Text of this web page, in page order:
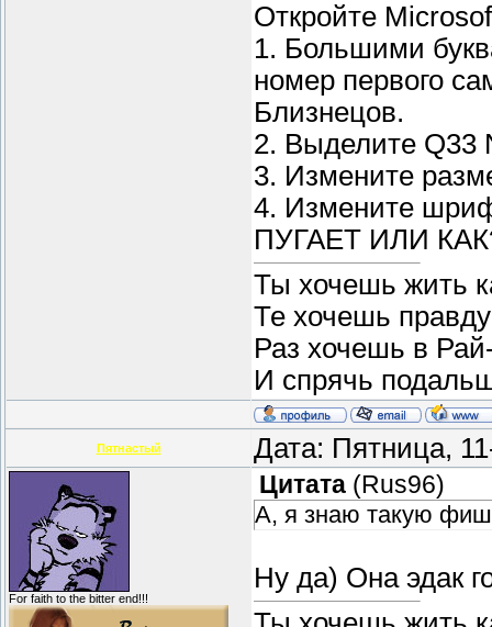
Откройте
1. Большими
номер первого
Близнецов.
2. Выделите Q33
3. Измените
4. Измените
ПУГАЕТ ИЛИ
Ты хочешь жить
Те хочешь правду
Раз хочешь в
И спрячь
Пятнастый Дата: Пятница,
For faith to the bitter end!!!
Цитата ( Rus96)
А, я знаю такую
Ну да) Она эдак